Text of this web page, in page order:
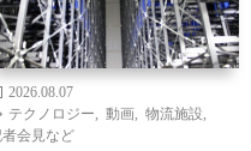
2026.08.07
テクノロジー
動画 物流施設
者会見など